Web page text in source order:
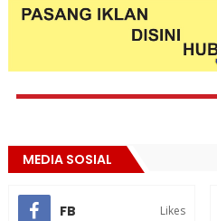
MEDIA SOSIAL
FB Likes